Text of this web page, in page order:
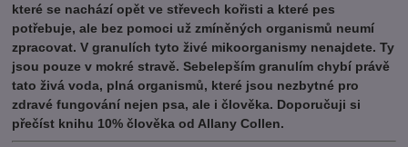
které se nachází opět ve střevech kořisti a které pes
potřebuje, ale bez pomoci už zmíněných organismů neumí
zpracovat. V granulích tyto živé mikoorganismy nenajdete. Ty
jsou pouze v mokré stravě. Sebelepším granulím chybí právě
tato živá voda, plná organismů, které jsou nezbytné pro
zdravé fungování nejen psa, ale i člověka. Doporučuji si
přečíst knihu 10% člověka od Allany Collen.